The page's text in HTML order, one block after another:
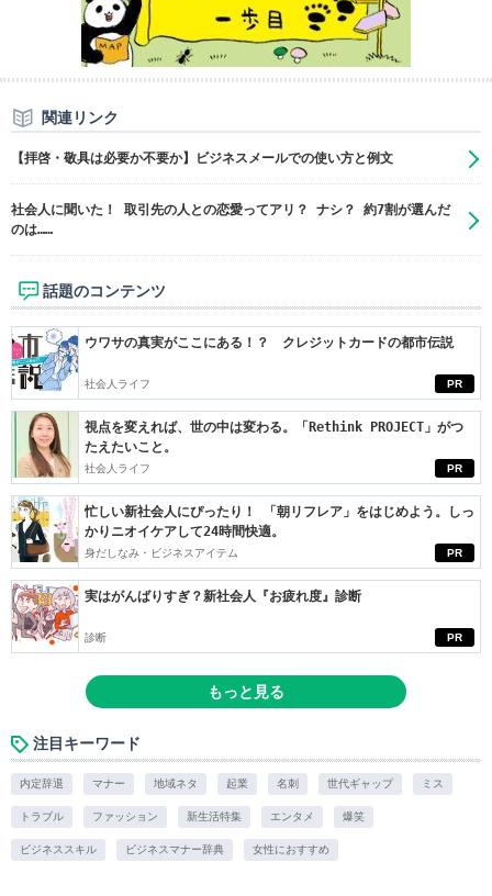
関連リンク
【拝啓・敬具は必要か不要か】ビジネスメールでの使い方と例文
社会人に聞いた！ 取引先の人との恋愛ってアリ？ ナシ？ 約7割が選んだ
のは……
話題のコンテンツ
PR
ウワサの真実がここにある！？ クレジットカードの都市伝説
社会人ライフ
PR
視点を変えれば、世の中は変わる。「Rethink PROJECT」がつ
たえたいこと。
社会人ライフ
PR
忙しい新社会人にぴったり！ 「朝リフレア」をはじめよう。しっ
かりニオイケアして24時間快適。
身だしなみ・ビジネスアイテム
PR
実はがんばりすぎ？新社会人『お疲れ度』診断
診断
もっと見る
注目キーワード
内定辞退 マナー 地域ネタ 起業 名刺 世代ギャップ ミス
トラブル ファッション 新生活特集 エンタメ 爆笑
ビジネススキル ビジネスマナー辞典 女性におすすめ